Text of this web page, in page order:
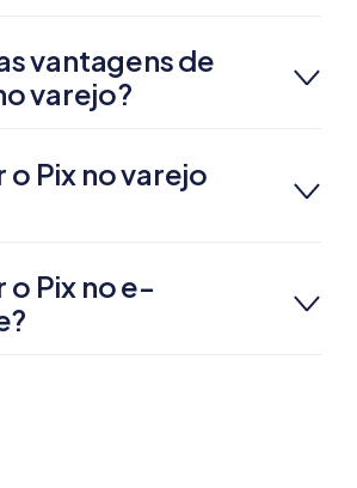
vantagens de
varejo?
o Pix no varejo
o Pix no e-